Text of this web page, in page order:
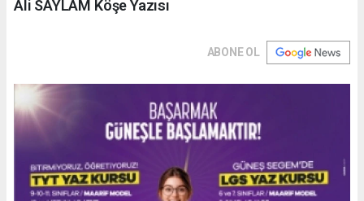
Ali SAYLAM Köşe Yazısı
ABONE OL